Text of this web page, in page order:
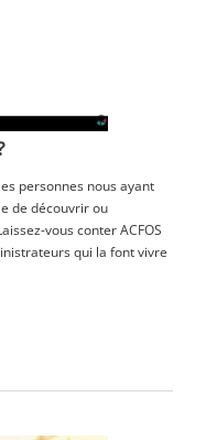
personnes nous ayant
de découvrir ou
vous conter ACFOS
qui la font vivre